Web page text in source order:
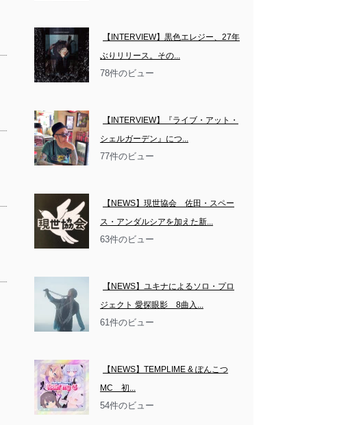
【INTERVIEW】黒色エレジー、27年
ぶりリリース。その...
78件のビュー
【INTERVIEW】『ライブ・アット・
シェルガーデン』につ...
77件のビュー
【NEWS】現世協会　佐田・スペー
ス・アンダルシアを加えた新...
63件のビュー
【NEWS】ユキナによるソロ・プロ
ジェクト 愛探眼影　8曲入...
61件のビュー
【NEWS】TEMPLIME & ぽんこつ
MC　初...
54件のビュー